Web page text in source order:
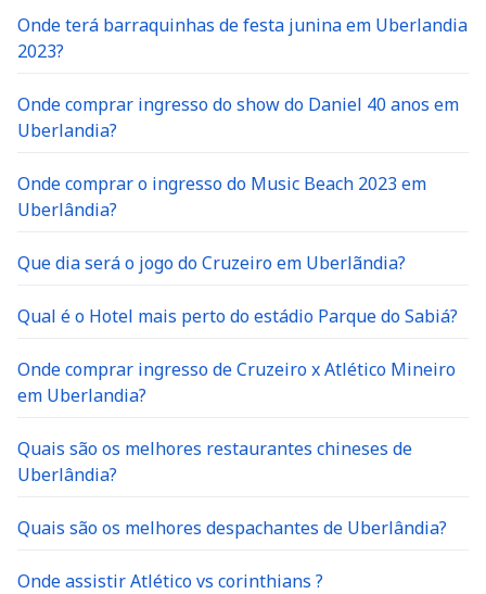
Onde terá barraquinhas de festa junina em Uberlandia
2023?
Onde comprar ingresso do show do Daniel 40 anos em
Uberlandia?
Onde comprar o ingresso do Music Beach 2023 em
Uberlândia?
Que dia será o jogo do Cruzeiro em Uberlãndia?
Qual é o Hotel mais perto do estádio Parque do Sabiá?
Onde comprar ingresso de Cruzeiro x Atlético Mineiro
em Uberlandia?
Quais são os melhores restaurantes chineses de
Uberlândia?
Quais são os melhores despachantes de Uberlândia?
Onde assistir Atlético vs corinthians ?